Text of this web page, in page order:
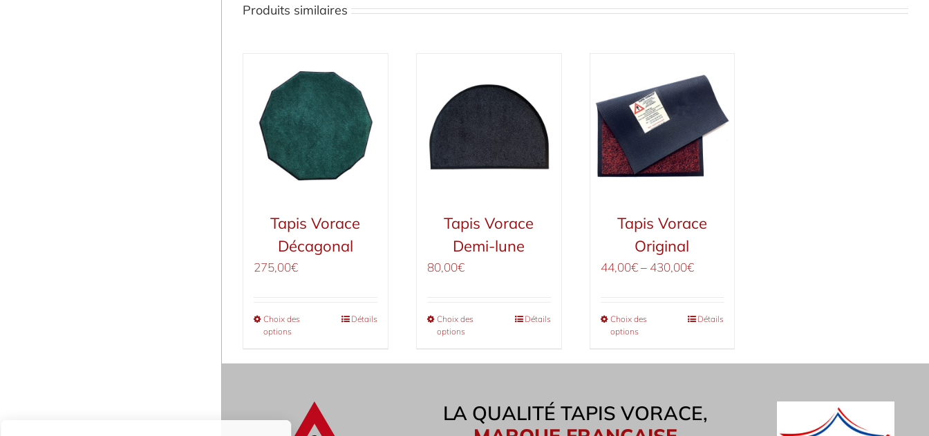
Produits similaires
Tapis Vorace
Décagonal
275,00€
Choix des
options
Détails
Tapis Vorace
Demi-lune
80,00€
Choix des
options
Détails
Tapis Vorace
Original
44,00€– 430,00€
Choix des
options
Détails
LA QUALITÉ TAPIS VORACE,